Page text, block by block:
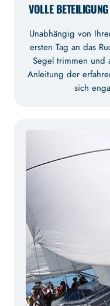
VOLLE
Unabhängig von
ersten Tag an das
Segel trimmen und
Anleitung der
sich